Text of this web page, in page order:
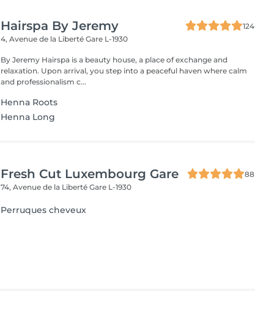
Hairspa By Jeremy
124
4, Avenue de la LibertéGare L-1930
By Jeremy Hairspa is a beauty house, a place of exchange and
relaxation. Upon arrival, you step into a peaceful haven where calm
and professionalism c...
Henna Roots
Henna Long
Fresh Cut Luxembourg Gare
88
74, Avenue de la LibertéGare L-1930
Perruques cheveux